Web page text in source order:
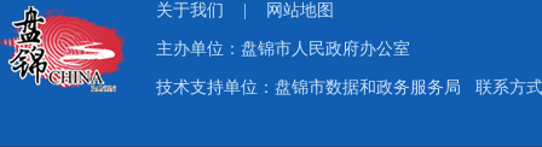
关于我们 网站地图
主办单位：盘锦市人民政府办公室
技术支持单位：盘锦市数据和政务服务局 联系方